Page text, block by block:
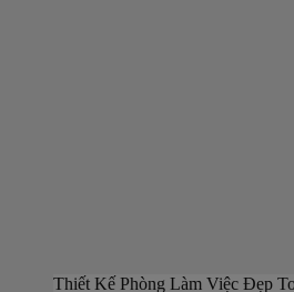
Thiết Kế Phòng Làm Việc Đẹp